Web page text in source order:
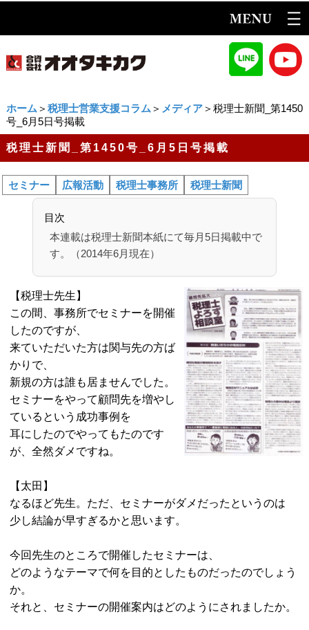
ホーム ＞ 税理士営業支援コラム ＞ メディア＞税理士新聞_第1450
号_6月5日号掲載
税理士新聞_第1450号_6月5日号掲載
セミナー 広報活動 税理士事務所 税理士新聞
目次
本連載は税理士新聞本紙にて毎月5日掲載中で
す。（2014年6月現在）
【税理士先生】
この間、事務所でセミナーを開催
したのですが、
来ていただいた方は関与先の方ば
かりで、
新規の方は誰も居ませんでした。
セミナーをやって顧問先を増やし
ているという成功事例を
耳にしたのでやってもたのです
が、全然ダメですね。
【太田】
なるほど先生。ただ、セミナーがダメだったというのは
少し結論が早すぎるかと思います。
今回先生のところで開催したセミナーは、
どのようなテーマで何を目的としたものだったのでしょう
か。
それと、セミナーの開催案内はどのようにされましたか。